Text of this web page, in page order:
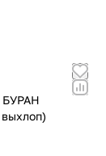
БУРАН